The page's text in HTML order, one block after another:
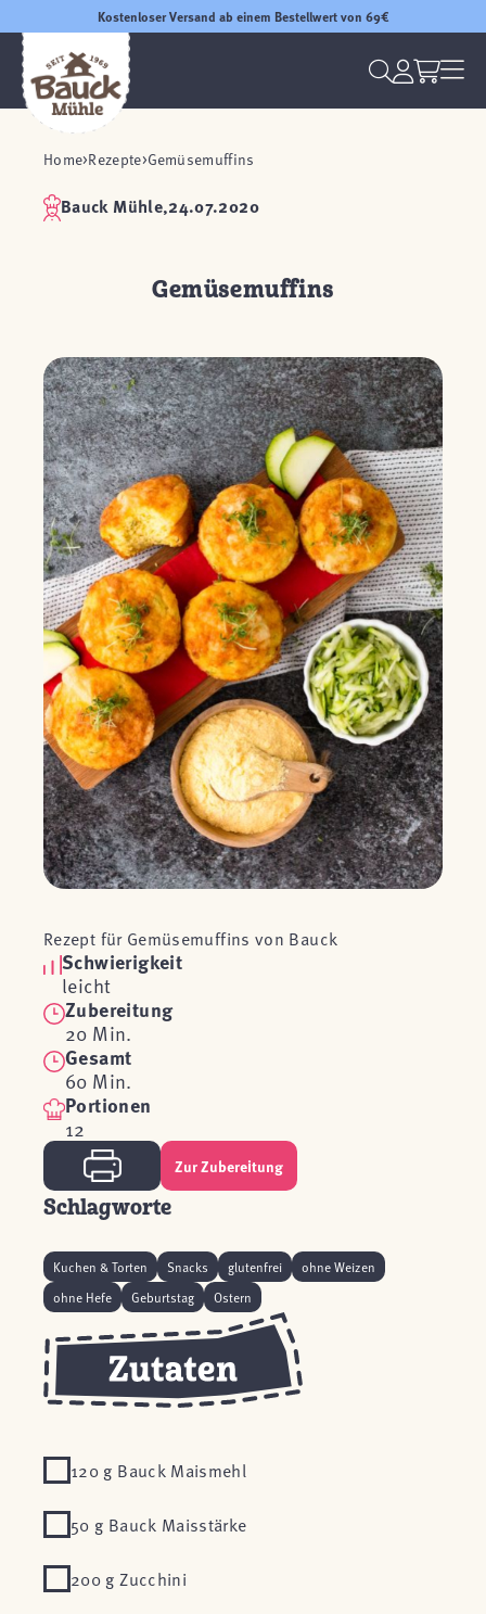
Kostenloser Versand ab einem Bestellwert von 69€
Home Rezepte Gemüsemuffins
Bauck Mühle,24.07.2020
Gemüsemuffins
Rezept für Gemüsemuffins von Bauck
Schwierigkeit
leicht
Zubereitung
20 Min.
Gesamt
60 Min.
Portionen
12
Zur Zubereitung
Schlagworte
Kuchen & Torten Snacks glutenfrei
ohne Weizen
ohne Hefe
Geburtstag Ostern
120 g Bauck Maismehl
50 g Bauck Maisstärke
200 g Zucchini